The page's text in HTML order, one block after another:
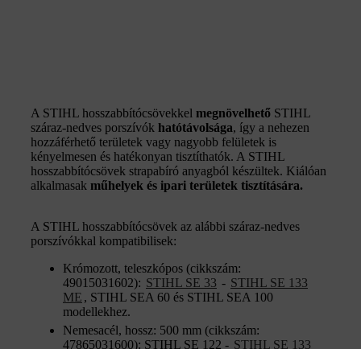
A STIHL hosszabbítócsövekkel megnövelhető STIHL
száraz-nedves porszívók hatótávolsága, így a nehezen
hozzáférhető területek vagy nagyobb felületek is
kényelmesen és hatékonyan tisztíthatók. A STIHL
hosszabbítócsövek strapabíró anyagból készültek. Kiálóan
alkalmasak műhelyek és ipari területek tisztítására.
A STIHL hosszabbítócsövek az alábbi száraz-nedves
porszívókkal kompatibilisek:
Krómozott, teleszkópos (cikkszám:
49015031602): STIHL SE 33 - STIHL SE 133
ME , STIHL SEA 60 és STIHL SEA 100
modellekhez.
Nemesacél, hossz: 500 mm (cikkszám:
47865031600): STIHL SE 122 - STIHL SE 133